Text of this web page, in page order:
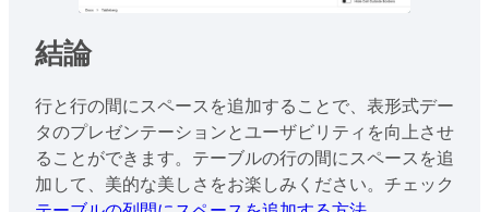
結論
行と行の間にスペースを追加することで、表形式デー
タのプレゼンテーションとユーザビリティを向上させ
ることができます。テーブルの行の間にスペースを追
加して、美的な美しさをお楽しみください。チェック